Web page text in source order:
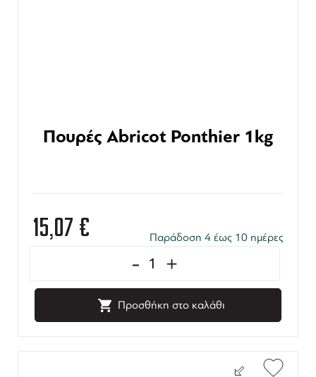
Πουρές Abricot Ponthier 1kg
15,07 € Παράδοση 4 έως 10 ημέρες
- +
Προσθήκη στο καλάθι